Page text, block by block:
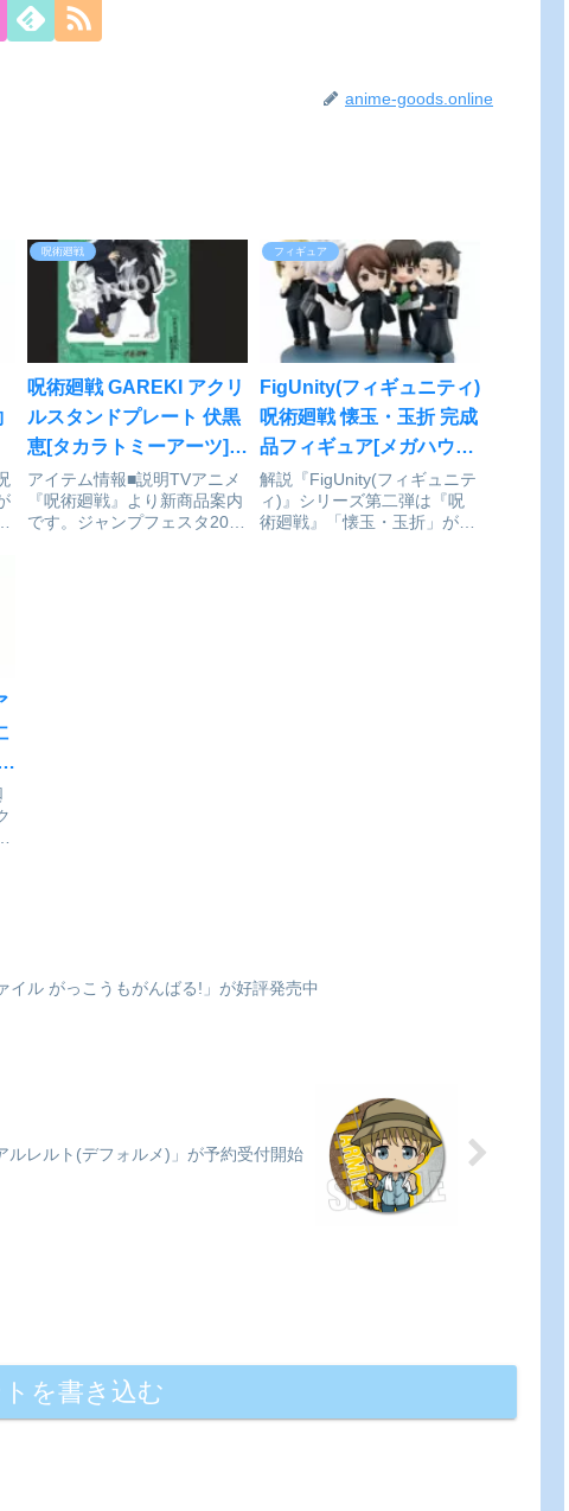
anime-goods.online
呪術廻戦
呪術廻戦 GAREKI アクリ
ルスタンドプレート 伏黒
恵[タカラトミーアーツ]が
予約受付中
アイテム情報■説明TVアニメ
『呪術廻戦』より新商品案内
です。ジャンプフェスタ2026
フィギュア
FigUnity(フィギュニティ)
呪術廻戦 懐玉・玉折 完成
品フィギュア[メガハウス]
が予約受付中
解説『FigUnity(フィギュニテ
ィ)』シリーズ第二弾は『呪
術廻戦』「懐玉・玉折」が登
イル がっこうもがんばる!」が好評発売中
ルレルト(デフォルメ)」が予約受付開始
を書き込む